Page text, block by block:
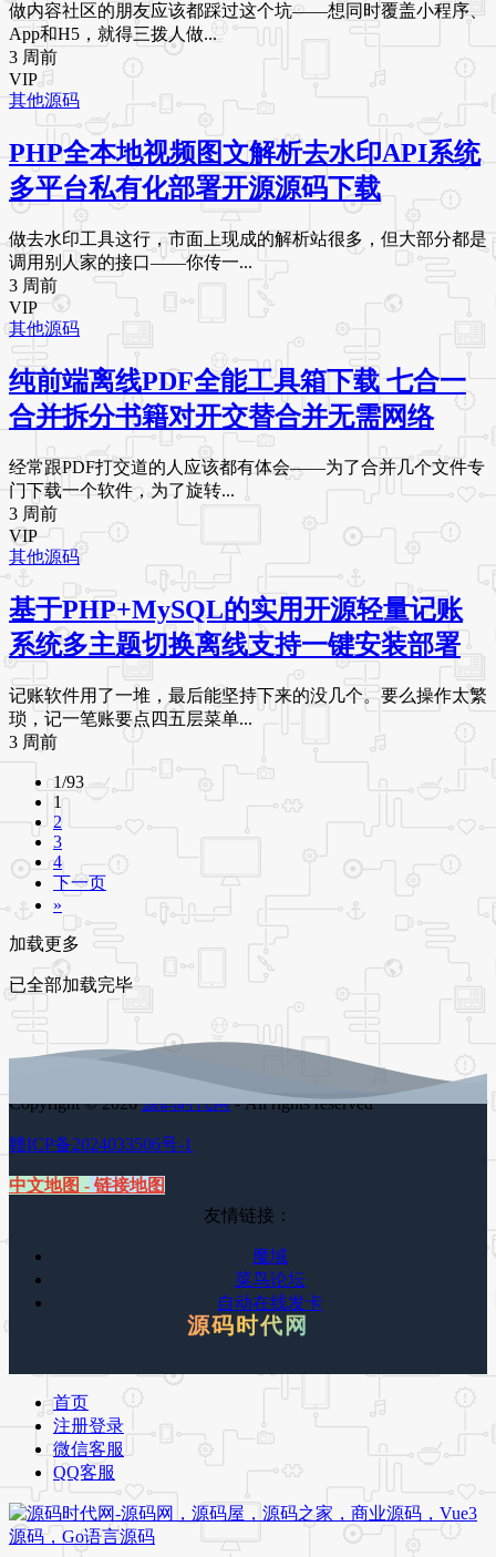
做内容社区的朋友应该都踩过这个坑——想同时覆盖小程序、
App和H5，就得三拨人做...
3 周前
VIP
其他源码
PHP全本地视频图文解析去水印API系统
多平台私有化部署开源源码下载
做去水印工具这行，市面上现成的解析站很多，但大部分都是
调用别人家的接口——你传一...
3 周前
VIP
其他源码
纯前端离线PDF全能工具箱下载 七合一
合并拆分书籍对开交替合并无需网络
经常跟PDF打交道的人应该都有体会——为了合并几个文件专
门下载一个软件，为了旋转...
3 周前
VIP
其他源码
基于PHP+MySQL的实用开源轻量记账
系统多主题切换离线支持一键安装部署
记账软件用了一堆，最后能坚持下来的没几个。要么操作太繁
琐，记一笔账要点四五层菜单...
3 周前
1/93
1
2
3
4
下一页
»
加载更多
已全部加载完毕
Copyright © 2026源码时代网- All rights reserved
赣ICP备2024033506号-1
中文地图 - 链接地图
友情链接：
魔域
菜鸟论坛
自动在线发卡
源码时代网
首页
注册登录
微信客服
QQ客服